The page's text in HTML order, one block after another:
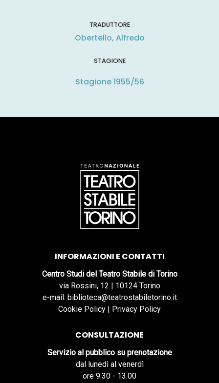
TRADUTTORE
Obertello, Alfredo
STAGIONE
Stagione 1955/56
INFORMAZIONI E CONTATTI
Centro Studi del Teatro Stabile di Torino
via Rossini, 12 | 10124 Torino
e-mail: biblioteca@teatrostabiletorino.it
Cookie Policy | Privacy Policy
CONSULTAZIONE
Servizio al pubblico su prenotazione
dal lunedì al venerdì
ore 9.30 - 13.00